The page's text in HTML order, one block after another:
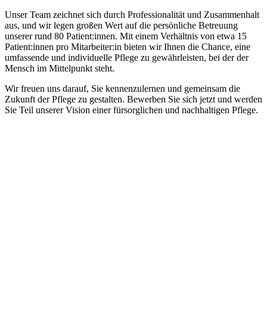
Unser Team zeichnet sich durch Professionalität und Zusammenhalt
aus, und wir legen großen Wert auf die persönliche Betreuung
unserer rund 80 Patient:innen. Mit einem Verhältnis von etwa 15
Patient:innen pro Mitarbeiter:in bieten wir Ihnen die Chance, eine
umfassende und individuelle Pflege zu gewährleisten, bei der der
Mensch im Mittelpunkt steht.
Wir freuen uns darauf, Sie kennenzulernen und gemeinsam die
Zukunft der Pflege zu gestalten. Bewerben Sie sich jetzt und werden
Sie Teil unserer Vision einer fürsorglichen und nachhaltigen Pflege.